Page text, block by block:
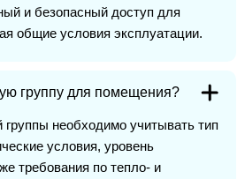
и безопасный доступ для
общие условия эксплуатации.
группу для помещения?
необходимо учитывать тип
условия, уровень
требования по тепло- и